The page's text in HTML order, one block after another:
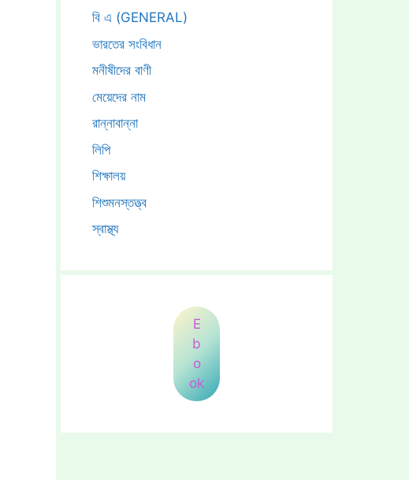
বি এ (GENERAL)
ভারতের সংবিধান
মনীষীদের বাণী
মেয়েদের নাম
রান্নাবান্না
লিপি
শিক্ষালয়
শিশুমনস্তত্ত্ব
স্বাস্থ্য
E
b
o
ok